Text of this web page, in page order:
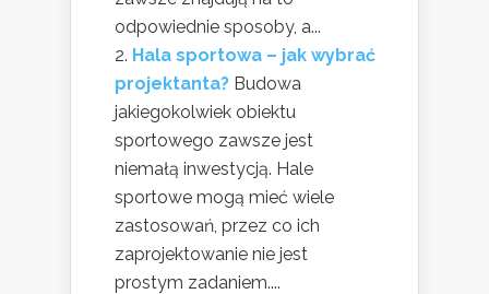
odpowiednie sposoby, a...
Hala sportowa – jak wybrać
projektanta? Budowa
jakiegokolwiek obiektu
sportowego zawsze jest
niemałą inwestycją. Hale
sportowe mogą mieć wiele
zastosowań, przez co ich
zaprojektowanie nie jest
prostym zadaniem....